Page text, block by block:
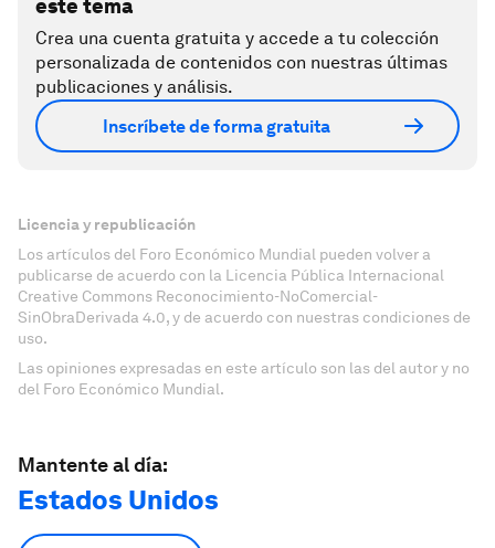
este tema
Crea una cuenta gratuita y accede a tu colección
personalizada de contenidos con nuestras últimas
publicaciones y análisis.
Inscríbete de forma gratuita
Licencia y republicación
Los artículos del Foro Económico Mundial pueden volver a
publicarse de acuerdo con la Licencia Pública Internacional
Creative Commons Reconocimiento-NoComercial-
SinObraDerivada 4.0, y de acuerdo con nuestras condiciones de
uso.
Las opiniones expresadas en este artículo son las del autor y no
del Foro Económico Mundial.
Mantente al día:
Estados Unidos